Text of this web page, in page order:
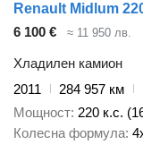
Renault Midlum
6 100 €
≈ 11 950 лв.
Хладилен камион
2011
284 957 км
Мощност 220 к.с.
Колесна формула